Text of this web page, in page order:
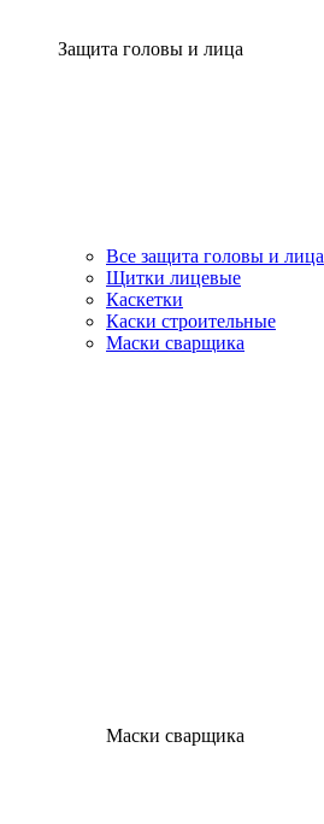
Защита головы и лица
Все защита головы и лица
Щитки лицевые
Каскетки
Каски строительные
Маски сварщика
Маски сварщика